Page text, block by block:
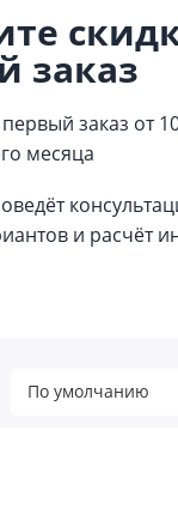
заказ
заказ от
месяца
и расчёт
для авто
для электроники и